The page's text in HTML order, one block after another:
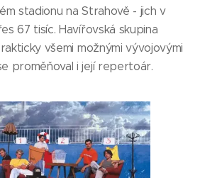
stadionu na Strahově - jich v
67 tisíc. Havířovská skupina
všemi možnými vývojovými
proměňoval i její repertoár.